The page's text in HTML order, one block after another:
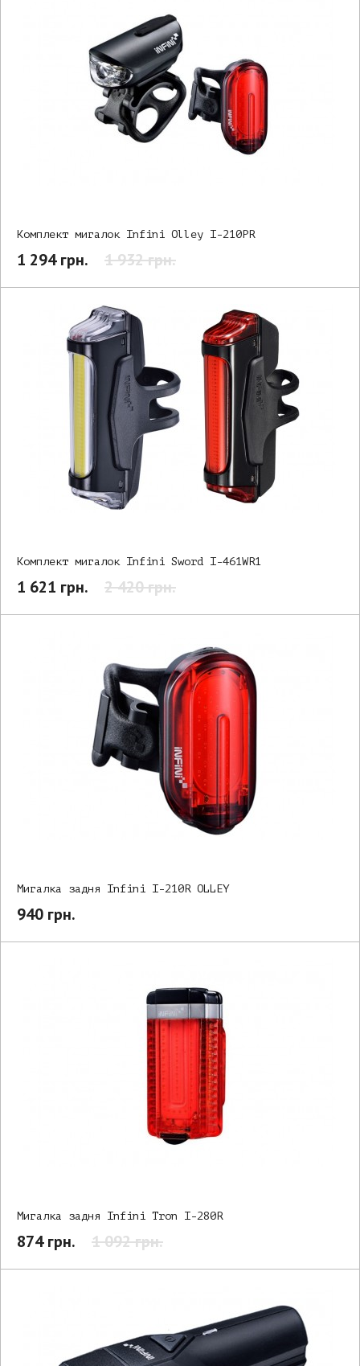
Комплект мигалок Infini Olley I-210PR
1 294 грн. 1 932 грн.
Комплект мигалок Infini Sword I-461WR1
1 621 грн. 2 420 грн.
Мигалка задня Infini I-210R OLLEY
940 грн.
Мигалка задня Infini Tron I-280R
874 грн. 1 092 грн.